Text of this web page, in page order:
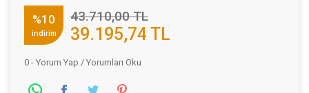
%10
indirim 39.195,74 TL
43.710,00 TL
0 - Yorum Yap / Yorumları Oku